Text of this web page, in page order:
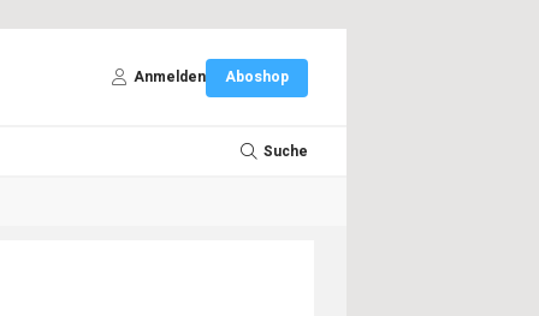
Anmelden Aboshop
Suche